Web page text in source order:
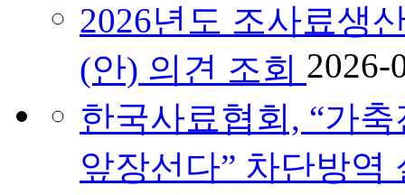
2026년도 조사료생
(안) 의견 조회 2026-
한국사료협회, “가
앞장선다” 차단방역